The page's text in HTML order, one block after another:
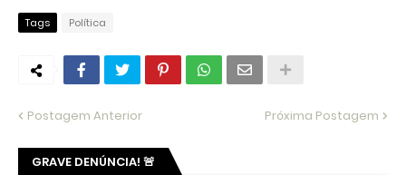
Tags Política
Postagem Anterior Próxima Postagem
GRAVE DENÚNCIA! 🚨